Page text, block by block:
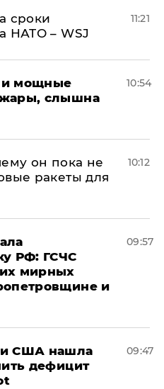
сроки
НАТО – WSJ
11:21
мощные
слышна
10:54
он пока не
ракеты для
10:12
РФ: ГСЧС
мирных
и
09:57
США нашла
дефицит
09:47